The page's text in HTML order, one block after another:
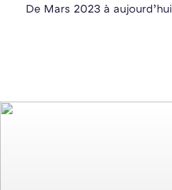
De Mars 2023 à aujourd’hui